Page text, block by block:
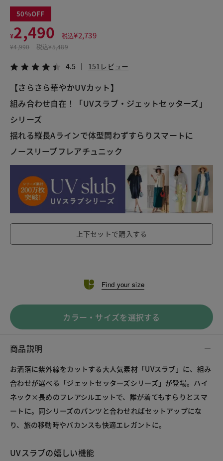
50
¥2,490 税込¥2,739
¥4,990 税込¥5,489
4.5 151レビュー
【さらさら華やかUVカット】
組み合わせ自在！「UVスラブ・ジェットセッターズ」
シリーズ
揺れる縦長Aラインで体型問わずすらりスマートに
ノースリーブフレアチュニック
上下セットで購入する
Find your size
カラー・サイズを選択する
商品説明
お洒落に紫外線をカットする大人気素材「UVスラブ」に、組み
合わせが選べる「ジェットセッターズシリーズ」が登場。ハイ
ネック×長めのフレアシルエットで、誰が着てもすらりとスマ
ートに。同シリーズのパンツと合わせればセットアップにな
り、旅の移動時やバカンスも快適エレガントに。
UVスラブの嬉しい機能
¥2,490
税込¥2,739